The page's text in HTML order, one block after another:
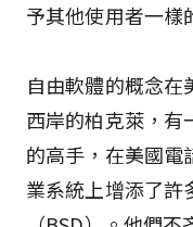
予其他使用者一樣
自由軟體的概念
西岸的柏克萊，有
的高手，在美國
業系統上增添了許